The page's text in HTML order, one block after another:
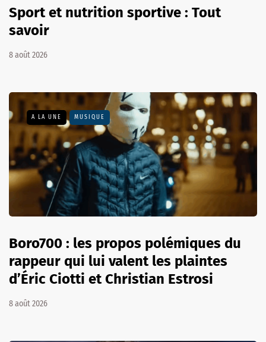
Sport et nutrition sportive : Tout
savoir
8 août 2026
A LA UNE MUSIQUE
Boro700 : les propos polémiques du
rappeur qui lui valent les plaintes
d’Éric Ciotti et Christian Estrosi
8 août 2026